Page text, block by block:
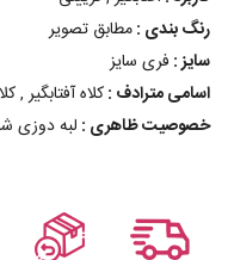
رنگ بندی :مطابق تصویر
سایز : فری سایز
اسامی مترادف :کلاه آفتابگیر ,
خصوصیت ظاهری : لبه دوزی